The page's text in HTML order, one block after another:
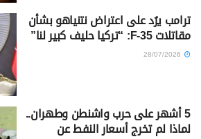
ترامب يرُد على اعتراض نتنياهو بشأن
مقاتلات F-35: “تركيا حليف كبير لنا”
5 أشهر على حرب واشنطن وطهران..
لماذا لم تخرج أسعار النفط عن